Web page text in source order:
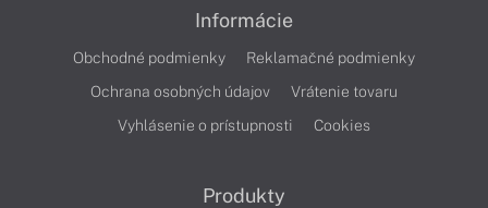
Informácie
Obchodné podmienky
Reklamačné podmienky
Ochrana osobných údajov
Vrátenie tovaru
Vyhlásenie o prístupnosti
Cookies
Produkty